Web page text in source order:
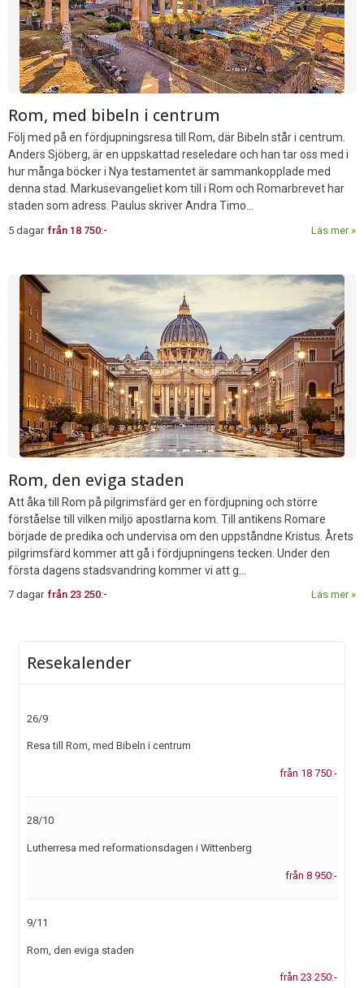
Rom, med bibeln i centrum
Följ med på en fördjupningsresa till Rom, där Bibeln står i centrum.
Anders Sjöberg, är en uppskattad reseledare och han tar oss med i
hur många böcker i Nya testamentet är sammankopplade med
denna stad. Markusevangeliet kom till i Rom och Romarbrevet har
staden som adress. Paulus skriver Andra Timo...
5 dagar från 18 750:- Läs mer
Rom, den eviga staden
Att åka till Rom på pilgrimsfärd ger en fördjupning och större
förståelse till vilken miljö apostlarna kom. Till antikens Romare
började de predika och undervisa om den uppståndne Kristus. Årets
pilgrimsfärd kommer att gå i fördjupningens tecken. Under den
första dagens stadsvandring kommer vi att g...
7 dagar från 23 250:- Läs mer
Resekalender
26/9
Resa till Rom, med Bibeln i centrum
från 18 750:-
28/10
Lutherresa med reformationsdagen i Wittenberg
från 8 950:-
9/11
Rom, den eviga staden
från 23 250:-